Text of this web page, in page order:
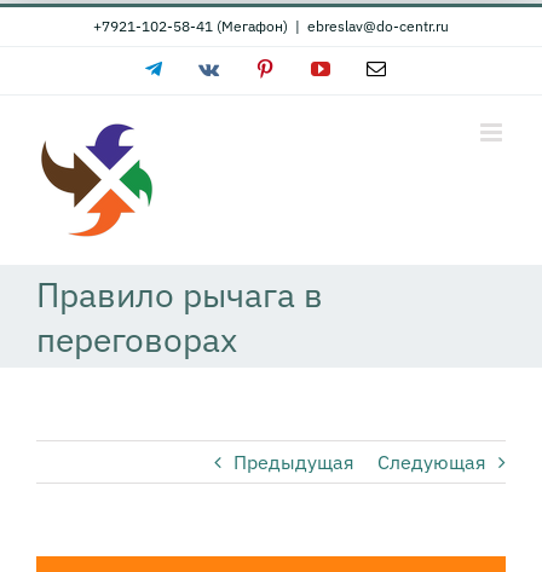
Skip
+7921-102-58-41 (Мегафон) | ebreslav@do-centr.ru
TelegramVk PinterestYouTubeEmail
Правило рычага в
переговорах
Предыдущая Следующая